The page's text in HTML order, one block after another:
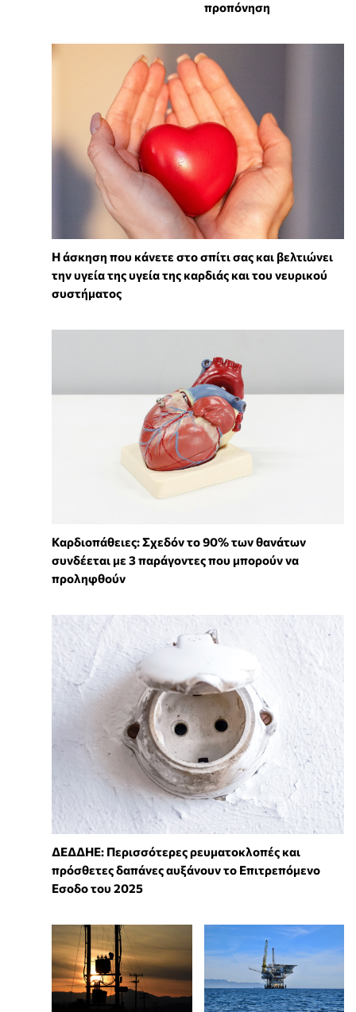
προπόνηση
Η άσκηση που κάνετε στο σπίτι σας και βελτιώνει
την υγεία της υγεία της καρδιάς και του νευρικού
συστήματος
Καρδιοπάθειες: Σχεδόν το 90% των θανάτων
συνδέεται με 3 παράγοντες που μπορούν να
προληφθούν
ΔΕΔΔΗΕ: Περισσότερες ρευματοκλοπές και
πρόσθετες δαπάνες αυξάνουν το Επιτρεπόμενο
Εσοδο του 2025